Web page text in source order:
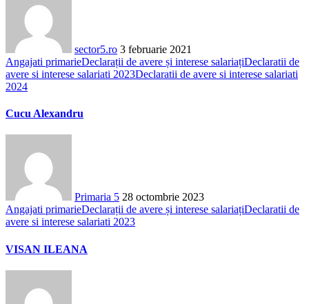
sector5.ro 3 februarie 2021
Angajati primarieDeclarații de avere și interese salariațiDeclaratii de
avere si interese salariati 2023Declaratii de avere si interese salariati
2024
Cucu Alexandru
Primaria 5 28 octombrie 2023
Angajati primarieDeclarații de avere și interese salariațiDeclaratii de
avere si interese salariati 2023
VISAN ILEANA